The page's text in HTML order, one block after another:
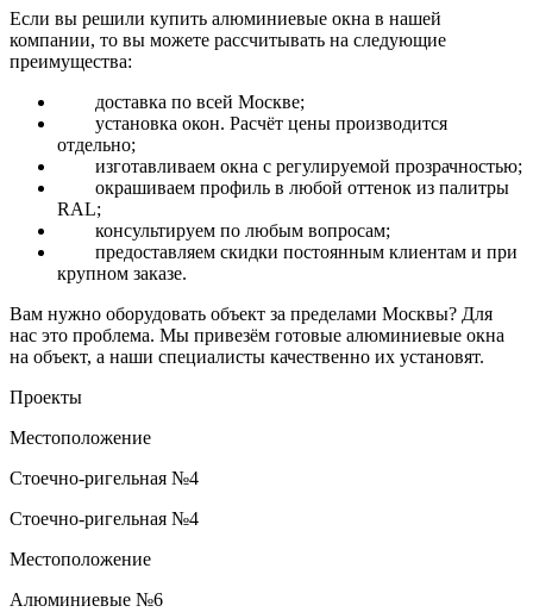
Если вы решили купить алюминиевые окна в нашей
компании, то вы можете рассчитывать на следующие
преимущества:
доставка по всей Москве;
установка окон. Расчёт цены производится
отдельно;
изготавливаем окна с регулируемой прозрачностью;
окрашиваем профиль в любой оттенок из палитры
RAL;
консультируем по любым вопросам;
предоставляем скидки постоянным клиентам и при
крупном заказе.
Вам нужно оборудовать объект за пределами Москвы? Для
нас это проблема. Мы привезём готовые алюминиевые окна
на объект, а наши специалисты качественно их установят.
Проекты
Местоположение
Стоечно-ригельная №4
Стоечно-ригельная №4
Местоположение
Алюминиевые №6